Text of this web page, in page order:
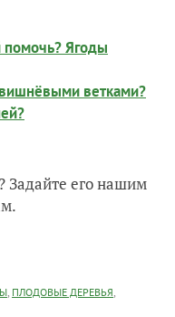
Ягоды
ветками?
Задайте его нашим
, ПЛОДОВЫЕ ДЕРЕВЬЯ,